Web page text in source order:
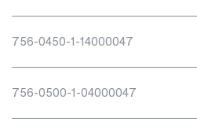
756-0450-1-14000047
756-0500-1-04000047